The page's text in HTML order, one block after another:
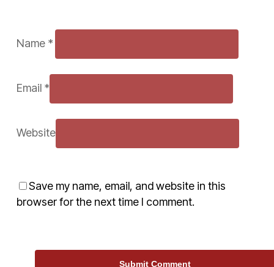
Name *
Email *
Website
Save my name, email, and website in this
browser for the next time I comment.